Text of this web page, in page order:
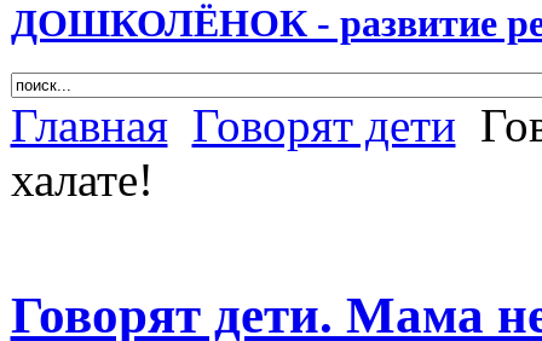
ДОШКОЛЁНОК - развитие
Главная Говорят дети
халате!
Говорят дети. Мама